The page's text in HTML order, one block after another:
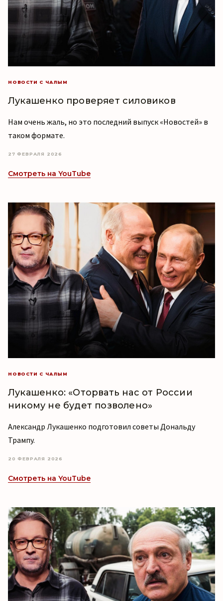
НОВОСТИ С ЧАЛЫМ
Лукашенко проверяет силовиков
Нам очень жаль, но это последний выпуск «Новостей» в
таком формате.
27 ФЕВРАЛЯ 2026
Смотреть на YouTube
НОВОСТИ С ЧАЛЫМ
Лукашенко: «Оторвать нас от России
никому не будет позволено»
Александр Лукашенко подготовил советы Дональду
Трампу.
20 ФЕВРАЛЯ 2026
Смотреть на YouTube